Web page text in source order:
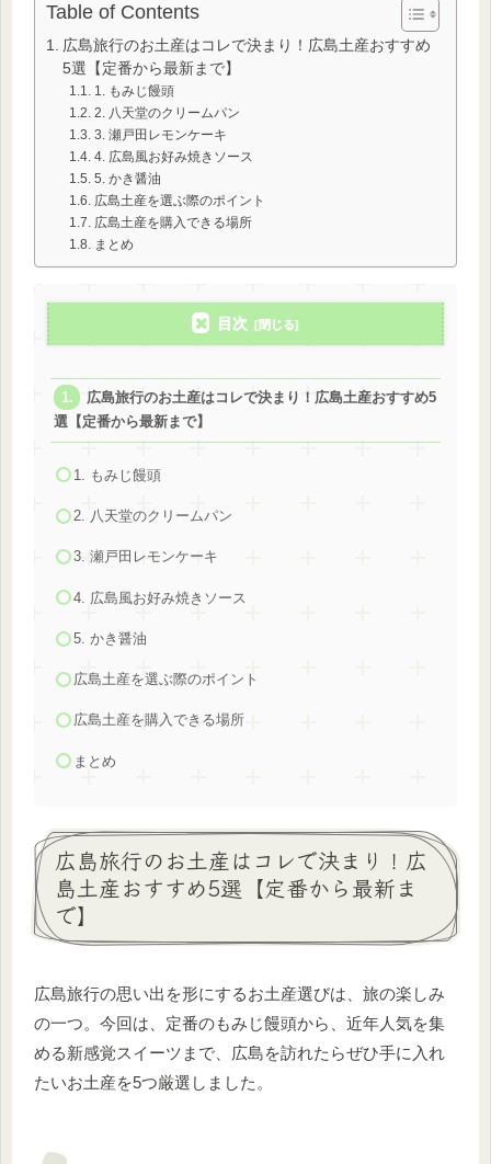
Table of Contents
広島旅行のお土産はコレで決まり！広島土産おすすめ
5選【定番から最新まで】
1. もみじ饅頭
2. 八天堂のクリームパン
3. 瀬戸田レモンケーキ
4. 広島風お好み焼きソース
5. かき醤油
広島土産を選ぶ際のポイント
広島土産を購入できる場所
まとめ
目次
広島旅行のお土産はコレで決まり！広島土産おすすめ5
選【定番から最新まで】
1. もみじ饅頭
2. 八天堂のクリームパン
3. 瀬戸田レモンケーキ
4. 広島風お好み焼きソース
5. かき醤油
広島土産を選ぶ際のポイント
広島土産を購入できる場所
まとめ
広島旅行のお土産はコレで決まり！広
島土産おすすめ5選【定番から最新ま
で】
広島旅行の思い出を形にするお土産選びは、旅の楽しみ
の一つ。今回は、定番のもみじ饅頭から、近年人気を集
める新感覚スイーツまで、広島を訪れたらぜひ手に入れ
たいお土産を5つ厳選しました。